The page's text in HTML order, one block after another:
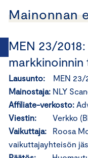
Mainonnan
MEN 23/
Lausunto: MEN 23/
Mainostaja: NLY
Affiliate-verkosto:
Viestin: Verkko
Vaikuttaja: Roosa
vaikuttajayhteisön